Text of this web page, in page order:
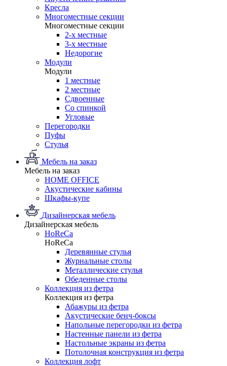
Кресла
Многоместные секции
Многоместные секции
2-х местные
3-х местные
Недорогие
Модули
Модули
1 местные
2 местные
Сдвоенные
Со спинкой
Угловые
Перегородки
Пуфы
Стулья
Мебель на заказ
Мебель на заказ
HOME OFFICE
Акустические кабины
Шкафы-купе
Дизайнерская мебель
Дизайнерская мебель
HoReCa
HoReCa
Деревянные стулья
Журнальные столы
Металлические стулья
Обеденные столы
Коллекция из фетра
Коллекция из фетра
Абажуры из фетра
Акустические бенч-боксы
Напольные перегородки из фетра
Настенные панели из фетра
Настольные экраны из фетра
Потолочная конструкция из фетра
Коллекция лофт